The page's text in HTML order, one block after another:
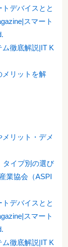
デバイスとと
スマート
ム徹底解説|IT K
メリットを解
リット・デメ
タイプ別の選び
業協会（ASPI
デバイスとと
スマート
ム徹底解説|IT K